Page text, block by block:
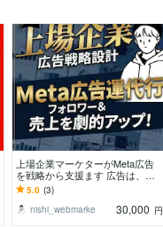
上場企業マーケターがMeta広告
を戦略から支援ます 広告は、戦
略で決まる。上場企業マーケター
が本質から変えます。
5.0 (3)
nishi_webmarke
30,000 円